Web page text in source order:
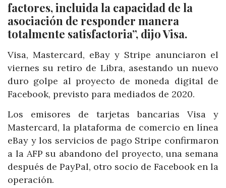
factores, incluida la capacidad de la
asociación de responder manera
totalmente satisfactoria”, dijo Visa.
Visa, Mastercard, eBay y Stripe anunciaron el
viernes su retiro de Libra, asestando un nuevo
duro golpe al proyecto de moneda digital de
Facebook, previsto para mediados de 2020.
Los emisores de tarjetas bancarias Visa y
Mastercard, la plataforma de comercio en línea
eBay y los servicios de pago Stripe confirmaron
a la AFP su abandono del proyecto, una semana
después de PayPal, otro socio de Facebook en la
operación.